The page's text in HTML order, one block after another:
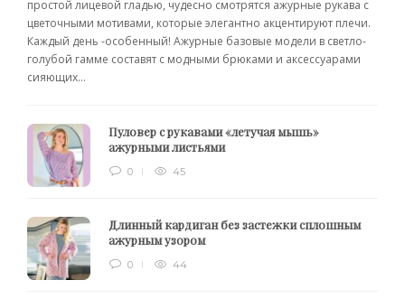
простой лицевой гладью, чудесно смотрятся ажурные рукава с
цветочными мотивами, которые элегантно акцентируют плечи.
Каждый день -особенный! Ажурные базовые модели в светло-
голубой гамме составят с модными брюками и аксессуарами
сияющих...
Пуловер с рукавами «летучая мышь»
ажурными листьями
0 45
Длинный кардиган без застежки сплошным
ажурным узором
0 44